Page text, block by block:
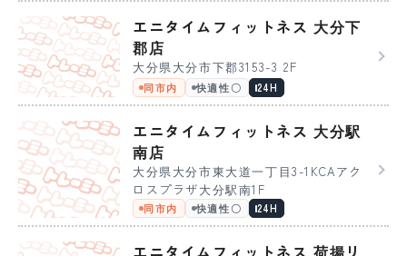
エニタイムフィットネス 大分下
郡店
大分県大分市下郡3153-3 2F
同市内 快適性〇 24H
エニタイムフィットネス 大分駅
南店
大分県大分市東大道一丁目3-1KCAアク
ロスプラザ大分駅南1F
同市内 快適性〇 24H